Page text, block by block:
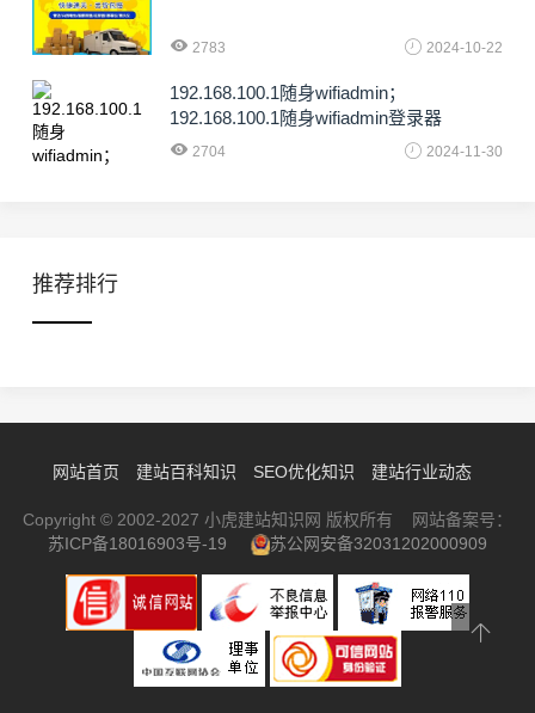
2783 2024-10-22
192.168.100.1随身wifiadmin；
192.168.100.1随身wifiadmin登录器
2704 2024-11-30
推荐排行
网站首页 建站百科知识 SEO优化知识 建站行业动态
Copyright © 2002-2027 小虎建站知识网 版权所有 网站备案号：
苏ICP备18016903号-19
苏公网安备32031202000909